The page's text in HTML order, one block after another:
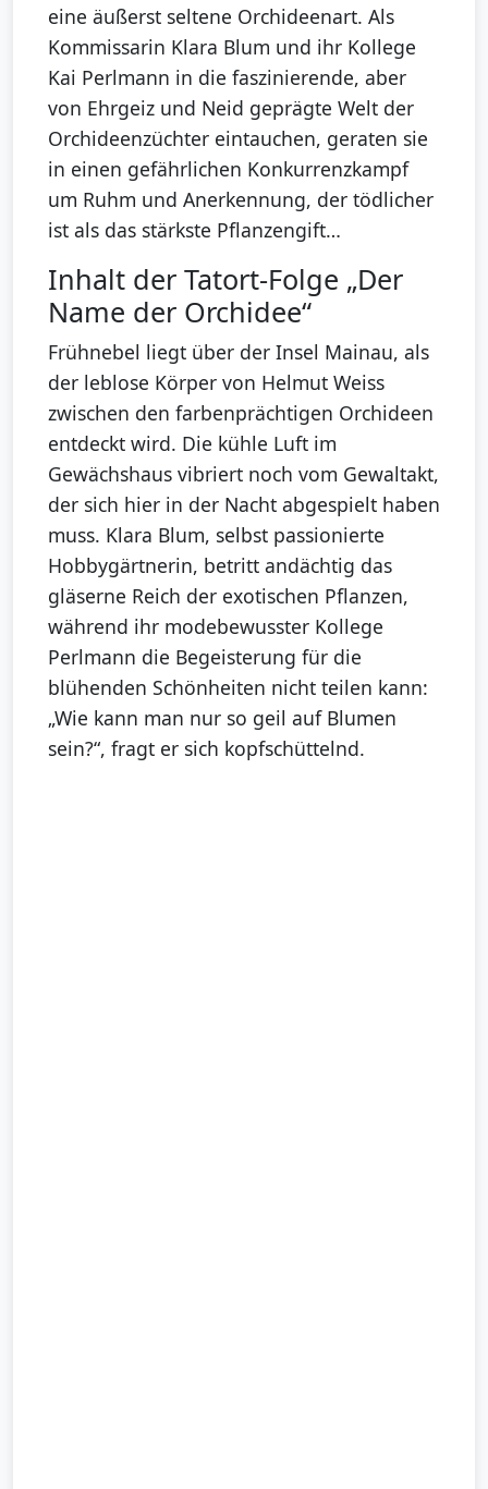
eine äußerst seltene Orchideenart. Als
Kommissarin Klara Blum und ihr Kollege
Kai Perlmann in die faszinierende, aber
von Ehrgeiz und Neid geprägte Welt der
Orchideenzüchter eintauchen, geraten sie
in einen gefährlichen Konkurrenzkampf
um Ruhm und Anerkennung, der tödlicher
ist als das stärkste Pflanzengift…
Inhalt der Tatort-Folge „Der
Name der Orchidee“
Frühnebel liegt über der Insel Mainau, als
der leblose Körper von Helmut Weiss
zwischen den farbenprächtigen Orchideen
entdeckt wird. Die kühle Luft im
Gewächshaus vibriert noch vom Gewaltakt,
der sich hier in der Nacht abgespielt haben
muss. Klara Blum, selbst passionierte
Hobbygärtnerin, betritt andächtig das
gläserne Reich der exotischen Pflanzen,
während ihr modebewusster Kollege
Perlmann die Begeisterung für die
blühenden Schönheiten nicht teilen kann:
„Wie kann man nur so geil auf Blumen
sein?“, fragt er sich kopfschüttelnd.